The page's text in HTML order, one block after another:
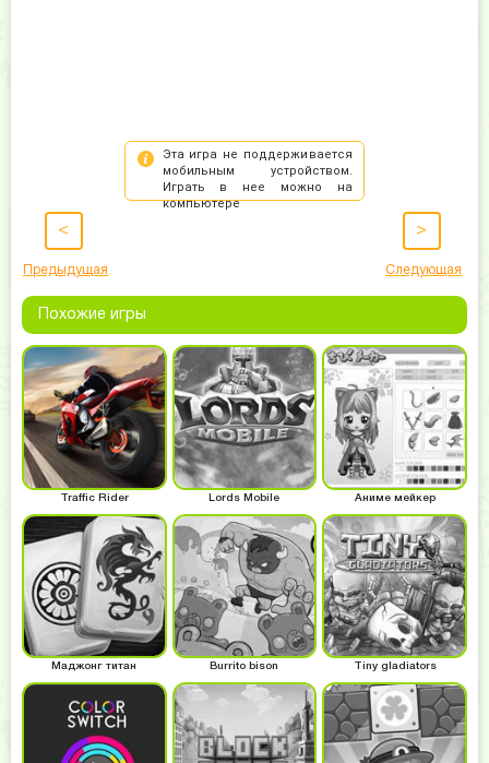
<
Предыдущая
>
Следующая
Похожие игры
Traffic Rider Lords Mobile Аниме мейкер
Маджонг титан Burrito bison Tiny gladiators